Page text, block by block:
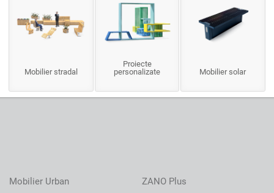
Mobilier stradal
Proiecte
personalizate
Mobilier solar
Mobilier Urban ZANO Plus